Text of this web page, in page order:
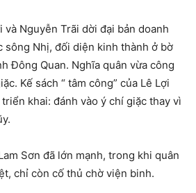
và Nguyễn Trãi dời đại bản doanh
sông Nhị, đối diện kinh thành ở bờ
Đông Quan. Nghĩa quân vừa công
Kế sách “ tâm công” của Lê Lợi
khai: đánh vào ý chí giặc thay vì
Sơn đã lớn mạnh, trong khi quân
chỉ còn cố thủ chờ viện binh.